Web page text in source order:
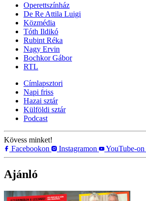
Operettszínház
De Re Attila Luigi
Közmédia
Tóth Ildikó
Rubint Réka
Nagy Ervin
Bochkor Gábor
RTL
Címlapsztori
Napi friss
Hazai sztár
Külföldi sztár
Podcast
Kövess minket!
Facebookon
Instagramon YouTube-on
Ajánló